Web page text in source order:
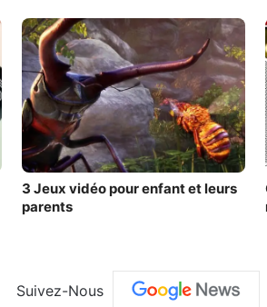
3 Jeux vidéo pour enfant et leurs
parents
Suivez-Nous